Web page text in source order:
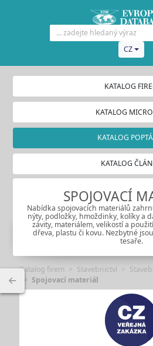
CZ
KATALOG
KATALOG
KATALOG
KATALOG
SPOJOVACÍ
Nabídka spojovacích materiálů
nýty, podložky, hmoždinky, kolíky a
závity, materiálem, velikostí a
dřeva, plastu či kovu. Nezbytné
tesaře.
Katalog firem Stavebnictví
Spojovací materiál